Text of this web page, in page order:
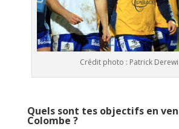
Crédit photo : Patrick
Quels sont tes objectifs en
Colombe ?